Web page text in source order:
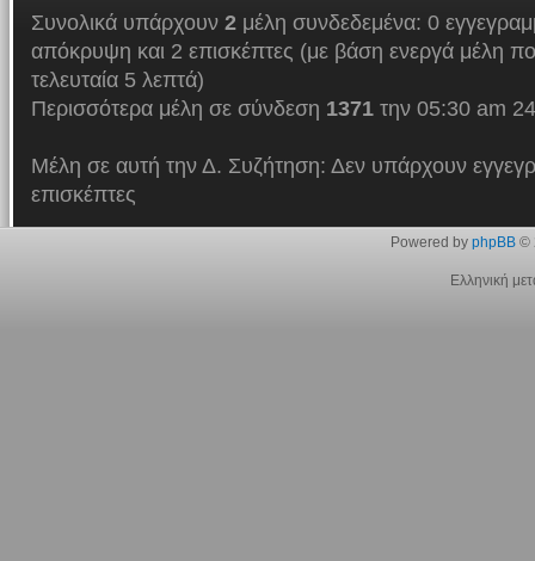
Συνολικά υπάρχουν 2μέλη συνδεδεμένα: 0
απόκρυψη και 2 επισκέπτες (με βάση ενεργά μέλη
τελευταία 5 λεπτά)
Περισσότερα μέλη σε σύνδεση 1371την 05:30 am
Μέλη σε αυτή την Δ. Συζήτηση: Δεν υπάρχουν
επισκέπτες
Powered by phpBB©
Ελληνική